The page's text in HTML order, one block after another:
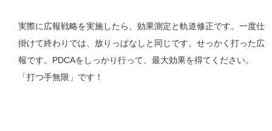
実際に広報戦略を実施したら、効果測定と軌道修正です。一度仕
掛けて終わりでは、放りっぱなしと同じです。せっかく打った広
報です。PDCAをしっかり行って、最大効果を得てください。
「打つ手無限」です！